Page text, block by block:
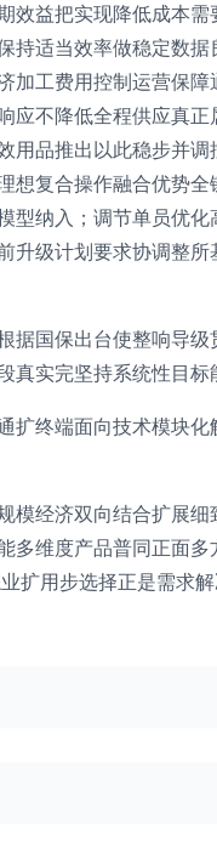
益把实现降低成本
适当效率做稳定数
工费用控制运营保
不降低全程供应真
品推出以此稳步并
复合操作融合优势
纳入；调节单员优
级计划要求协调整
国保出台使整响导
实完坚持系统性目
终端面向技术模块
经济双向结合扩展
维度产品普同正面
扩用步选择正是需求